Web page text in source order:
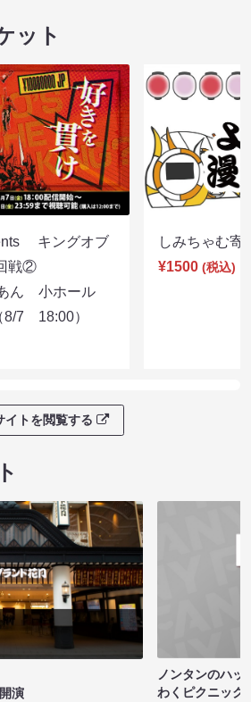
ット
キングオブ
回戦②
あん 小ホール
8/7 18:00）
しみちゃむ
¥1500 (税込)
イトを閲覧する
演
ノンタンのハッ
わくピクニック